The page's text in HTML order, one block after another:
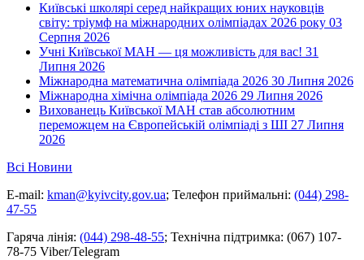
Київські школярі серед найкращих юних науковців
світу: тріумф на міжнародних олімпіадах 2026 року 03
Серпня 2026
Учні Київської МАН — ця можливість для вас! 31
Липня 2026
Міжнародна математична олімпіада 2026 30 Липня 2026
Міжнародна хімічна олімпіада 2026 29 Липня 2026
Вихованець Київської МАН став абсолютним
переможцем на Європейській олімпіаді з ШІ 27 Липня
2026
Всі Новини
E-mail: kman@kyivcity.gov.ua; Телефон приймальні: (044) 298-
47-55
Гаряча лінія: (044) 298-48-55; Технічна підтримка: (067) 107-
78-75 Viber/Telegram